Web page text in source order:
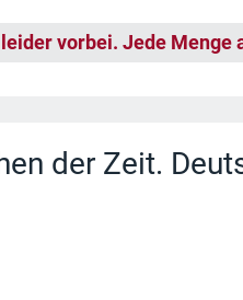
vorbei. Jede
der Zeit.